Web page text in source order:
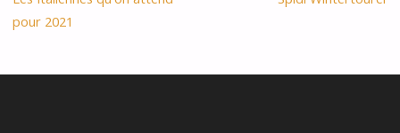
pour 2021